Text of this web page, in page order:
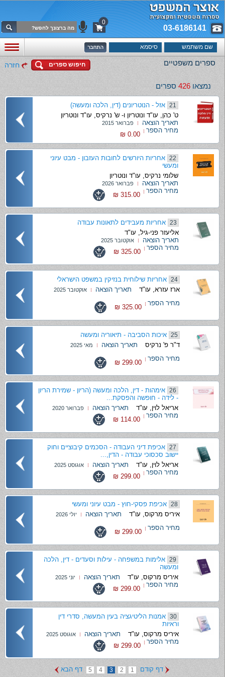
03-6186141
0
ספרים משפטיים חיפוש ספרים חזרה
נמצאו 426 ספרים
אזל - הנוטריונים (דין, הלכה ומעשה)
ט' כהן, עו"ד ונוטריון ו- ש' נרקיס, עו"ד ונוטריון
תאריך הוצאה
פברואר 2015
מחיר הספר
0.00 ₪
אחריות היורשים לחובות העזבון - מבט עיוני
ומעשי
שלומי נרקיס, עו"ד ונוטריון
תאריך הוצאה
פברואר 2026
מחיר הספר
315.00 ₪
אחריות מעבידים לתאונות עבודה
אליעזר פני-גיל, עו"ד
תאריך הוצאה
אוקטובר 2025
מחיר הספר
325.00 ₪
אחריות שילוחית בנזיקין במשפט הישראלי
ארז עזרא, עו"ד
תאריך הוצאה אוקטובר 2025
מחיר הספר
325.00 ₪
איכות הסביבה - תיאוריה ומעשה
ד"ר פ' נרקיס
תאריך הוצאה מאי 2025
מחיר הספר
299.00 ₪
אימהות - דין, הלכה ומעשה (הריון - שמירת הריון
- לידה - חופשה והפסקת...
אריאל לוין, עו"ד
תאריך הוצאה פברואר 2020
מחיר הספר
114.00 ₪
אכיפת דיני העבודה - הסכמים קיבוציים וחוק
יישוב סכסוכי עבודה - הדין,...
אריאל לוין, עו"ד
תאריך הוצאה אוגוסט 2025
מחיר הספר
299.00 ₪
אכיפת פסקי-חוץ - מבט עיוני ומעשי
איריס מרקוס, עו"ד
תאריך הוצאה יולי 2026
מחיר הספר
299.00 ₪
אלימות במשפחה - עילות וסעדים - דין, הלכה
ומעשה
איריס מרקוס, עו"ד
תאריך הוצאה יוני 2025
מחיר הספר
299.00 ₪
אמנות הליטיגציה בעין המעשה, סדרי דין
וראיות
איריס מרקוס, עו"ד
תאריך הוצאה אוגוסט 2025
מחיר הספר
299.00 ₪
דף קודם 1
2
3
4
5 דף הבא